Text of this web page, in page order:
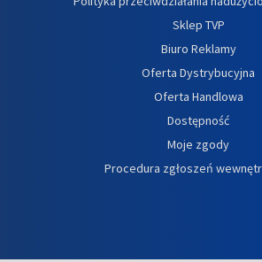
Sklep TVP
Biuro Reklamy
Oferta Dystrybucyjna
Oferta Handlowa
Dostępność
Moje zgody
Procedura zgłoszeń